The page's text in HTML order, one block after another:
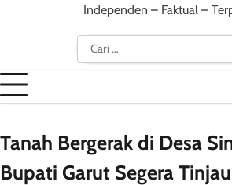
Independen – Faktual –
Cari
untuk:
Tanah Bergerak di Desa
Bupati Garut Segera